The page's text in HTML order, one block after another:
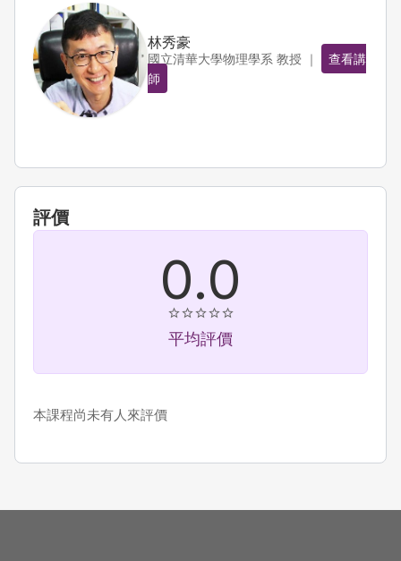
林秀豪
國立清華大學物理學系 教授 ｜
查看講
師
評價
0.0
平均評價
本課程尚未有人來評價